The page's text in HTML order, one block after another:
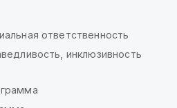
ответственность
инклюзивность